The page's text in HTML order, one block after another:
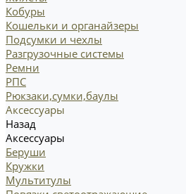
Кобуры
Кошельки и органайзеры
Подсумки и чехлы
Разгрузочные системы
Ремни
РПС
Рюкзаки,сумки,баулы
Аксессуары
Назад
Аксессуары
Беруши
Кружки
Мультитулы